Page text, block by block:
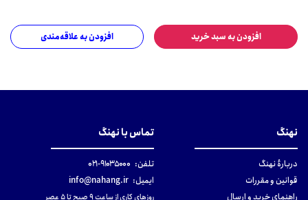
افزودن به سبد خرید افزودن به علاقه‌مندی
نهنگ
دربارهٔ نهنگ
قوانین و مقررات
راهنمای خرید و ارسال
تماس با نهنگ
تلفن: ۹۱۰۳۵۰۰۰-۰۲۱
ایمیل: info@nahang.ir
روزهای کاری از ساعت ۹ صبح تا ۵ عصر